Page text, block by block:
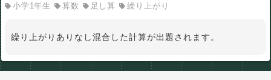
小学1年生 算数 足し算 繰り上がり
繰り上がりありなし混合した計算が出題されます。